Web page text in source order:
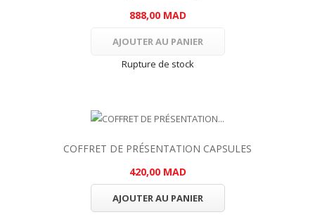
888,00 MAD
AJOUTER AU PANIER
Rupture de stock
COFFRET DE PRÉSENTATION CAPSULES
420,00 MAD
AJOUTER AU PANIER